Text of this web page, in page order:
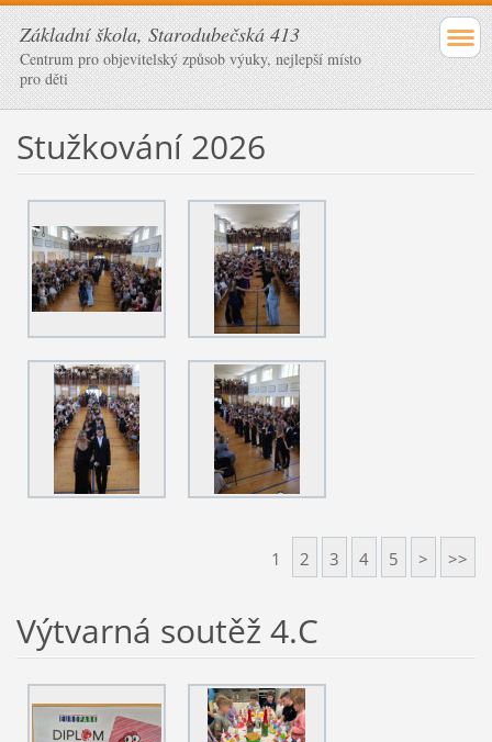
Základní škola, Starodubečská 413
Centrum pro objevitelský způsob výuky, nejlepší místo
pro děti
Stužkování 2026
1 2 3 4 5 > >>
Výtvarná soutěž 4.C